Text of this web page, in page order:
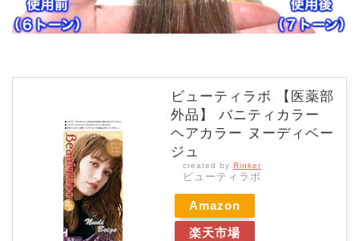
ビューティラボ 【医薬部
外品】 バニティカラー
ヘアカラー ヌーディベー
ジュ
created by Rinker
ビューティラボ
Amazon
楽天市場